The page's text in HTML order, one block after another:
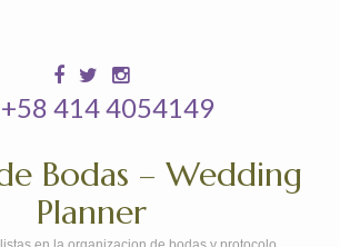
+58 414 4054149
Bodas – Wedding
Planner